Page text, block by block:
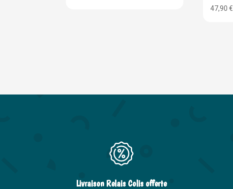
47,90€
Livraison Relais Colis offerte